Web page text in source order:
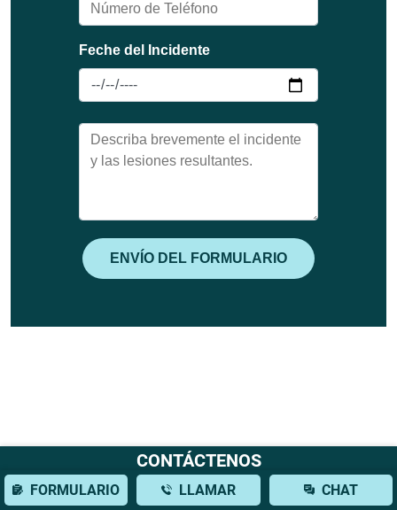
CONTÁCTENOS
FORMULARIO LLAMAR CHAT